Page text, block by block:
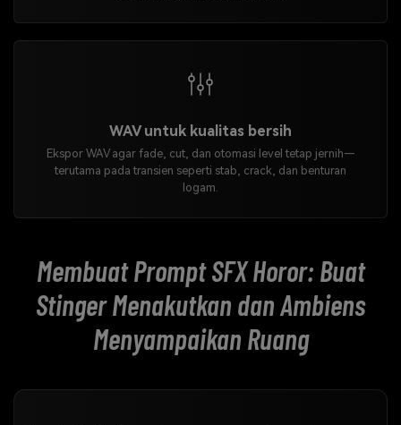
WAV untuk kualitas bersih
Ekspor WAV agar fade, cut, dan otomasi level tetap jernih—
terutama pada transien seperti stab, crack, dan benturan
logam.
Membuat Prompt SFX Horor: Buat
Stinger Menakutkan dan Ambiens
Menyampaikan Ruang